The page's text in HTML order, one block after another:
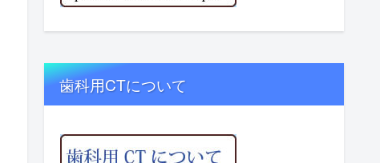
歯科用CTについて